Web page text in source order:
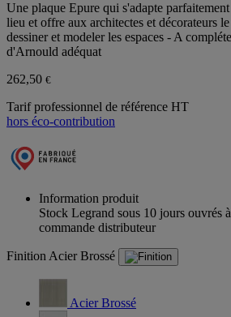
Une plaque Epure qui s'adapte
lieu et offre aux architectes et décorateurs
dessiner et modeler les espaces - A
d'Arnould adéquat
262,50 €
Tarif professionnel de référence HT
hors éco-contribution
Information produit
Stock Legrand sous 10 jours ouvrés
commande distributeur
FinitionAcier Brossé
Acier Brossé